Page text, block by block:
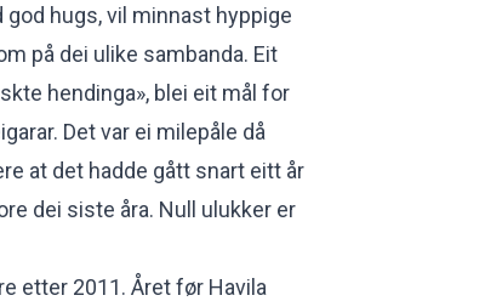
hugs, vil minnast hyppige
på dei ulike sambanda. Eit
hendinga», blei eit mål for
Det var ei milepåle då
at det hadde gått snart eitt år
dei siste åra. Null ulukker er
etter 2011. Året før Havila